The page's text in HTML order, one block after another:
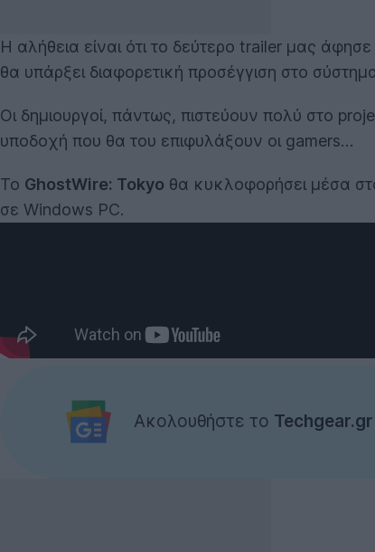
Η αλήθεια είναι ότι το δεύτερο trailer μας
θα υπάρξει διαφορετική προσέγγιση στο
Οι δημιουργοί, πάντως, πιστεύουν πολύ στο
υποδοχή που θα του επιφυλάξουν οι gamers…
Το GhostWire: Tokyo θα κυκλοφορήσει μέσα
σε Windows PC.
Ακολουθήστε το